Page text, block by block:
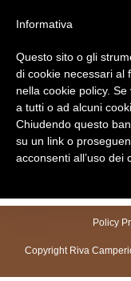
Policy
Copyright Riva
Informativa
Questo sito o gli
di cookie necessari al
nella cookie policy.
a tutti o ad alcuni
Chiudendo questo
su un link o
acconsenti all’uso dei